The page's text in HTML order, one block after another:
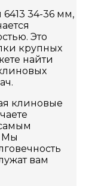
34-36 мм,
Это
крупных
найти
клиновые
Мы
вам